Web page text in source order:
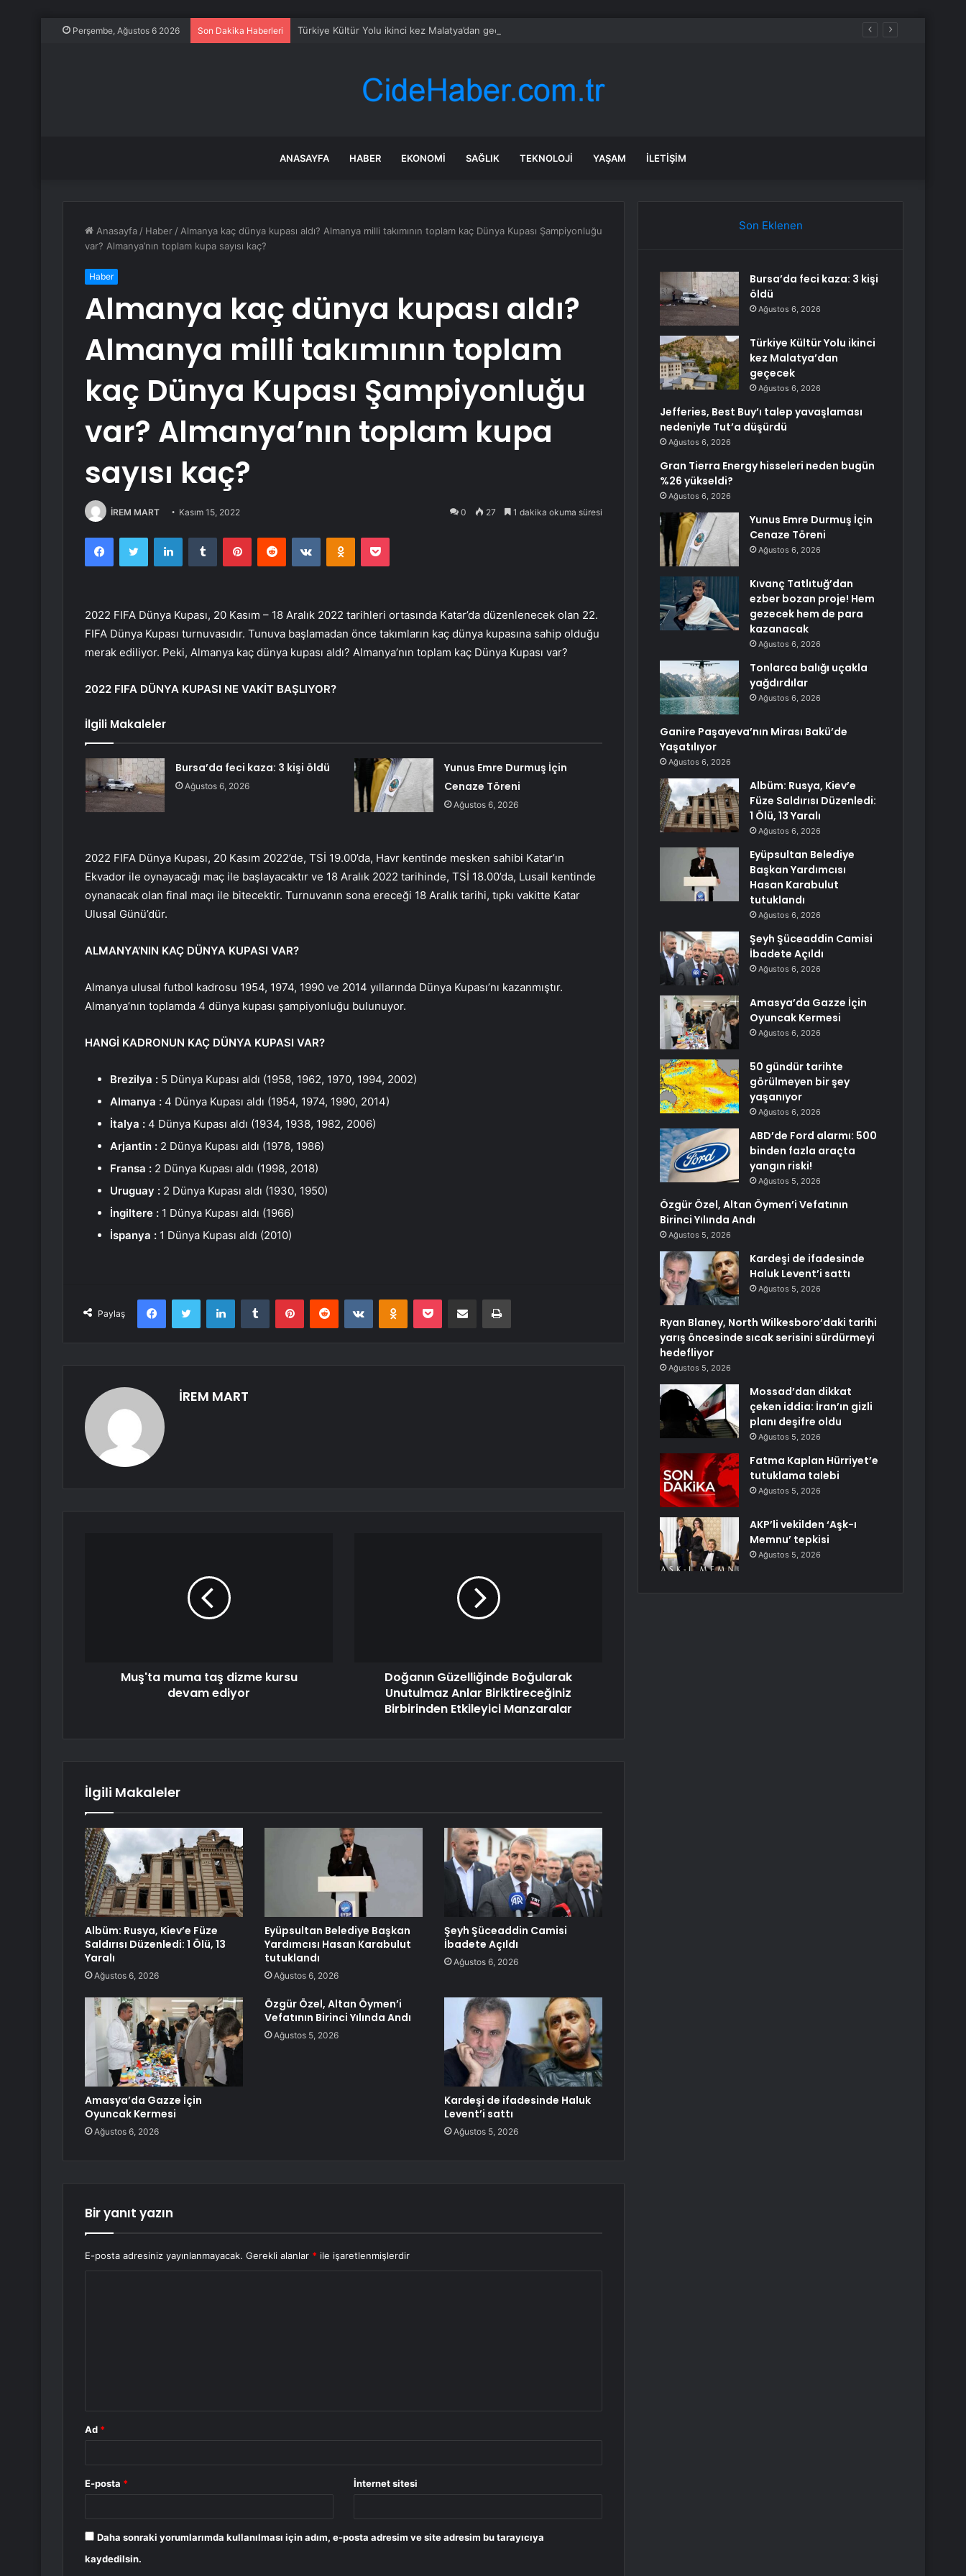
Perşembe, Ağustos 6 2026 Son Dakika Haberleri Türkiye Kültür Yolu ikinci kez Malatya’dan geçecek
ANASAYFA HABER EKONOMI SAĞLIK TEKNOLOJI YAŞAM İLETIŞIM
Anasayfa / Haber / Almanya kaç dünya kupası aldı? Almanya milli takımının toplam kaç Dünya Kupası Şampiyonluğu
var? Almanya’nın toplam kupa sayısı kaç?
Haber
Almanya kaç dünya kupası aldı?
Almanya milli takımının toplam
kaç Dünya Kupası Şampiyonluğu
var? Almanya’nın toplam kupa
sayısı kaç?
İREM MART Kasım 15, 2022 0 27 1 dakika okuma süresi
FacebookTwitter LinkedInTumblr PinterestReddit VKontakteOdnoklassniki
Pocket
2022 FIFA Dünya Kupası, 20 Kasım – 18 Aralık 2022 tarihleri ortasında Katar’da düzenlenecek olan 22.
FIFA Dünya Kupası turnuvasıdır. Tunuva başlamadan önce takımların kaç dünya kupasına sahip olduğu
merak ediliyor. Peki, Almanya kaç dünya kupası aldı? Almanya’nın toplam kaç Dünya Kupası var?
2022 FIFA DÜNYA KUPASI NE VAKİT BAŞLIYOR?
İlgili Makaleler
Bursa’da feci kaza: 3 kişi öldü
Ağustos 6, 2026
Yunus Emre Durmuş İçin
Cenaze Töreni
Ağustos 6, 2026
2022 FIFA Dünya Kupası, 20 Kasım 2022’de, TSİ 19.00’da, Havr kentinde mesken sahibi Katar’ın
Ekvador ile oynayacağı maç ile başlayacaktır ve 18 Aralık 2022 tarihinde, TSİ 18.00’da, Lusail kentinde
oynanacak olan final maçı ile bitecektir. Turnuvanın sona ereceği 18 Aralık tarihi, tıpkı vakitte Katar
Ulusal Günü’dür.
ALMANYA’NIN KAÇ DÜNYA KUPASI VAR?
Almanya ulusal futbol kadrosu 1954, 1974, 1990 ve 2014 yıllarında Dünya Kupası’nı kazanmıştır.
Almanya’nın toplamda 4 dünya kupası şampiyonluğu bulunuyor.
HANGİ KADRONUN KAÇ DÜNYA KUPASI VAR?
Brezilya : 5 Dünya Kupası aldı (1958, 1962, 1970, 1994, 2002)
Almanya : 4 Dünya Kupası aldı (1954, 1974, 1990, 2014)
İtalya : 4 Dünya Kupası aldı (1934, 1938, 1982, 2006)
Arjantin : 2 Dünya Kupası aldı (1978, 1986)
Fransa : 2 Dünya Kupası aldı (1998, 2018)
Uruguay : 2 Dünya Kupası aldı (1930, 1950)
İngiltere : 1 Dünya Kupası aldı (1966)
İspanya : 1 Dünya Kupası aldı (2010)
Paylaş
FacebookTwitter LinkedInTumblr PinterestReddit VKontakteOdnoklassniki
Pocket E-Posta ile paylaş Yazdır
İREM MART
Muş'ta muma taş dizme kursu
devam ediyor
Doğanın Güzelliğinde Boğularak
Unutulmaz Anlar Biriktireceğiniz
Birbirinden Etkileyici Manzaralar
İlgili Makaleler
Albüm: Rusya, Kiev’e Füze
Saldırısı Düzenledi: 1 Ölü, 13
Yaralı
Ağustos 6, 2026
Eyüpsultan Belediye Başkan
Yardımcısı Hasan Karabulut
tutuklandı
Ağustos 6, 2026
Şeyh Şüceaddin Camisi
İbadete Açıldı
Ağustos 6, 2026
Amasya’da Gazze İçin
Oyuncak Kermesi
Ağustos 6, 2026
Özgür Özel, Altan Öymen’i
Vefatının Birinci Yılında Andı
Ağustos 5, 2026
Kardeşi de ifadesinde Haluk
Levent’i sattı
Ağustos 5, 2026
Bir yanıt yazın
E-posta adresiniz yayınlanmayacak. Gerekli alanlar * ile işaretlenmişlerdir
Ad *
E-posta * İnternet sitesi
Daha sonraki yorumlarımda kullanılması için adım, e-posta adresim ve site adresim bu tarayıcıya
kaydedilsin.
Son Eklenen
Bursa’da feci kaza: 3 kişi
öldü
Ağustos 6, 2026
Türkiye Kültür Yolu ikinci
kez Malatya’dan
geçecek
Ağustos 6, 2026
Jefferies, Best Buy’ı talep yavaşlaması
nedeniyle Tut’a düşürdü
Ağustos 6, 2026
Gran Tierra Energy hisseleri neden bugün
%26 yükseldi?
Ağustos 6, 2026
Yunus Emre Durmuş İçin
Cenaze Töreni
Ağustos 6, 2026
Kıvanç Tatlıtuğ’dan
ezber bozan proje! Hem
gezecek hem de para
kazanacak
Ağustos 6, 2026
Tonlarca balığı uçakla
yağdırdılar
Ağustos 6, 2026
Ganire Paşayeva’nın Mirası Bakü’de
Yaşatılıyor
Ağustos 6, 2026
Albüm: Rusya, Kiev’e
Füze Saldırısı Düzenledi:
1 Ölü, 13 Yaralı
Ağustos 6, 2026
Eyüpsultan Belediye
Başkan Yardımcısı
Hasan Karabulut
tutuklandı
Ağustos 6, 2026
Şeyh Şüceaddin Camisi
İbadete Açıldı
Ağustos 6, 2026
Amasya’da Gazze İçin
Oyuncak Kermesi
Ağustos 6, 2026
50 gündür tarihte
görülmeyen bir şey
yaşanıyor
Ağustos 6, 2026
ABD’de Ford alarmı: 500
binden fazla araçta
yangın riski!
Ağustos 5, 2026
Özgür Özel, Altan Öymen’i Vefatının
Birinci Yılında Andı
Ağustos 5, 2026
Kardeşi de ifadesinde
Haluk Levent’i sattı
Ağustos 5, 2026
Ryan Blaney, North Wilkesboro’daki tarihi
yarış öncesinde sıcak serisini sürdürmeyi
hedefliyor
Ağustos 5, 2026
Mossad’dan dikkat
çeken iddia: İran’ın gizli
planı deşifre oldu
Ağustos 5, 2026
Fatma Kaplan Hürriyet’e
tutuklama talebi
Ağustos 5, 2026
AKP’li vekilden ‘Aşk-ı
Memnu’ tepkisi
Ağustos 5, 2026